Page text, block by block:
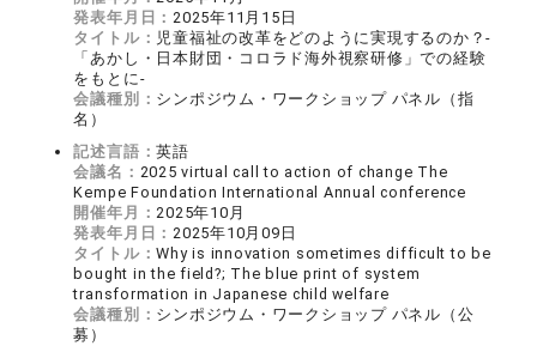
発表年月日：2025年11月15日
タイトル： 児童福祉の改革をどのように実現するのか？-
「あかし・日本財団・コロラド海外視察研修」での経験
をもとに-
会議種別： シンポジウム・ワークショップ パネル（指
名）
記述言語：英語
会議名： 2025 virtual call to action of change The
Kempe Foundation International Annual conference
開催年月：2025年10月
発表年月日：2025年10月09日
タイトル：Why is innovation sometimes difficult to be
bought in the field?; The blue print of system
transformation in Japanese child welfare
会議種別： シンポジウム・ワークショップ パネル（公
募）